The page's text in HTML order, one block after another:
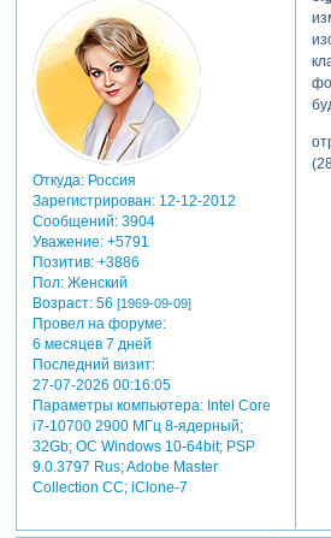
Откуда:Россия
Зарегистрирован: 12-12-2012
Сообщений:3904
Уважение: +5791
Позитив: +3886
Пол:Женский
Возраст:56 [1969-09-09]
Провел на форуме:
6 месяцев 7 дней
Последний визит:
27-07-2026 00:16:05
Параметры компьютера:Intel Core
i7-10700 2900 МГц 8-ядерный;
32Gb; ОС Windows 10-64bit; PSP
9.0.3797 Rus; Adobe Master
Collection СС; iClone-7